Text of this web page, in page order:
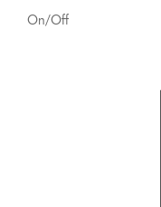
On/Off